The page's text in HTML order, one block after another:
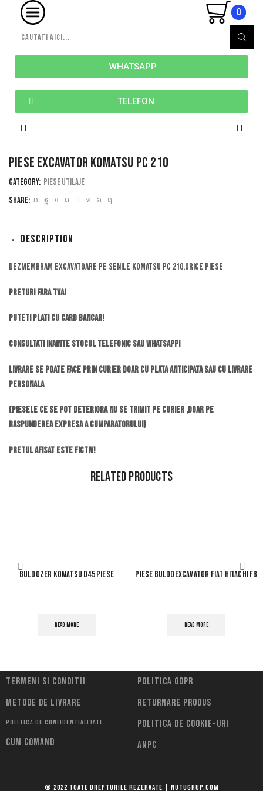
0
WHATSAPP
TELEFON
PIESE EXCAVATOR KOMATSU PC 210
Category: Piese utilaje
Share:
Description
DEZMEMBRAM EXCAVATOARE PE SENILE KOMATSU PC 210,ORICE PIESE
Preturi fara TVA!
Puteti plati cu card bancar!
Consultati inainte stocul telefonic sau whatsapp!
Livrare se poate face prin curier doar cu plata anticipata sau cu livrare
personala
(piesele ce se pot deteriora nu se trimit pe curier ,doar pe
raspunderea expresa a cumparatorului)
Pretul afisat este fictiv!
Related Products
BULDOZER KOMATSU D45 PIESE
READ MORE
Piese buldoexcavator Fiat Hitachi FB
READ MORE
Termeni si conditii
Metode de livrare
Politica de confidentialitate
Cum comand
Politica Gdpr
Returnare Produs
Politica de cookie-uri
ANPC
© 2022 Toate drepturile rezervate | Nutugrup.com